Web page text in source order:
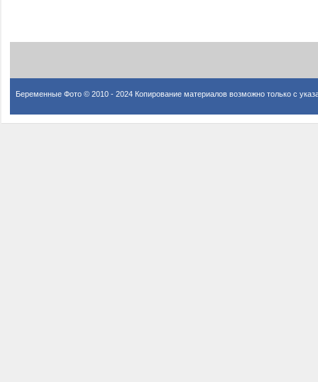
Беременные Фото © 2010 - 2024 Копирование материалов возможно только с